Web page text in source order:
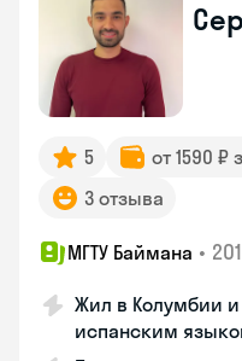
5 от 1590 ₽
3 отзыва
МГТУ Баймана •
Жил в Колумбии
испанским